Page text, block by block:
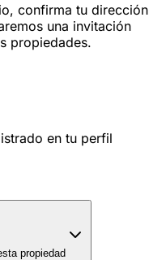
confirma tu dirección
una invitación
propiedades.
en tu perfil
propiedad